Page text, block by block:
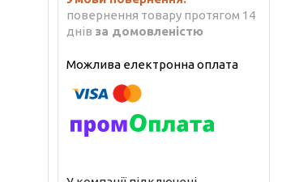
повернення товару протягом 14
днів за домовленістю